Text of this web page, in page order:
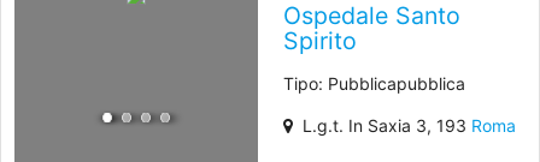
Ospedale Santo
Spirito
Tipo: Pubblicapubblica
L.g.t. In Saxia 3, 193 Roma